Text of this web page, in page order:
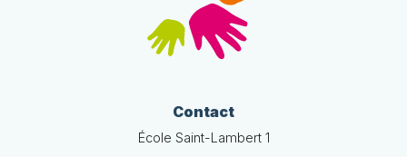
Contact
École Saint-Lambert 1